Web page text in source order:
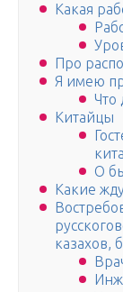
Какая
Про
Я имею
Что
Китайцы
О
Какие
казахов,